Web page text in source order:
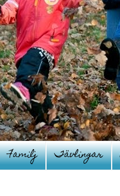
Familj Tävlingar